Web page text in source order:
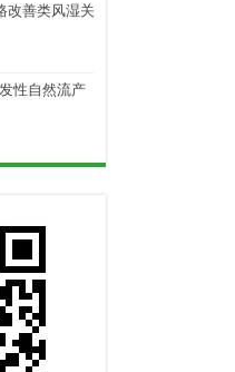
改善类风湿关
性自然流产